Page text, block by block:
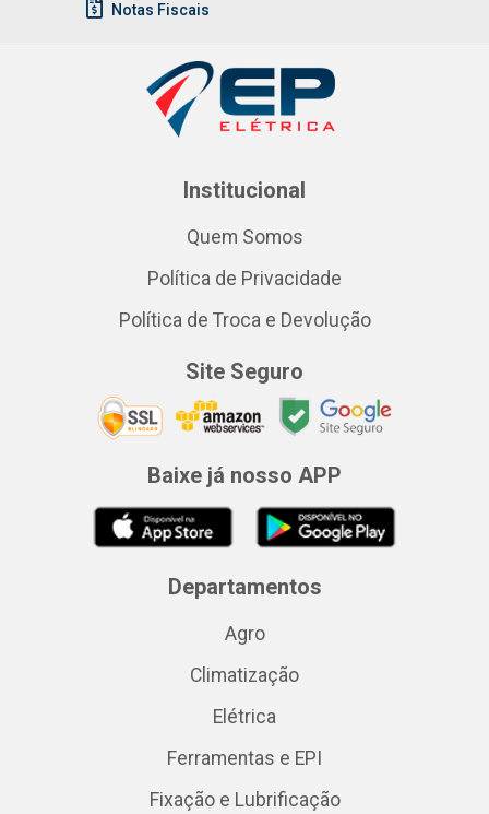
Notas Fiscais
Institucional
Quem Somos
Política de Privacidade
Política de Troca e Devolução
Site Seguro
Baixe já nosso APP
Departamentos
Agro
Climatização
Elétrica
Ferramentas e EPI
Fixação e Lubrificação